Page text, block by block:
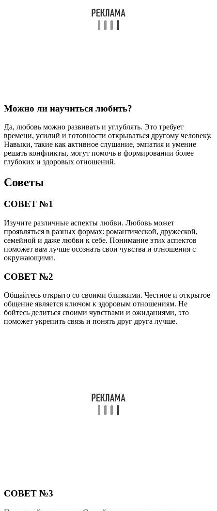
Можно ли научиться любить?
Да, любовь можно развивать и углублять. Это требует
времени, усилий и готовности открываться другому человеку.
Навыки, такие как активное слушание, эмпатия и умение
решать конфликты, могут помочь в формировании более
глубоких и здоровых отношений.
Советы
СОВЕТ №1
Изучите различные аспекты любви. Любовь может
проявляться в разных формах: романтической, дружеской,
семейной и даже любви к себе. Понимание этих аспектов
поможет вам лучше осознать свои чувства и отношения с
окружающими.
СОВЕТ №2
Общайтесь открыто со своими близкими. Честное и открытое
общение является ключом к здоровым отношениям. Не
бойтесь делиться своими чувствами и ожиданиями, это
поможет укрепить связь и понять друг друга лучше.
СОВЕТ №3